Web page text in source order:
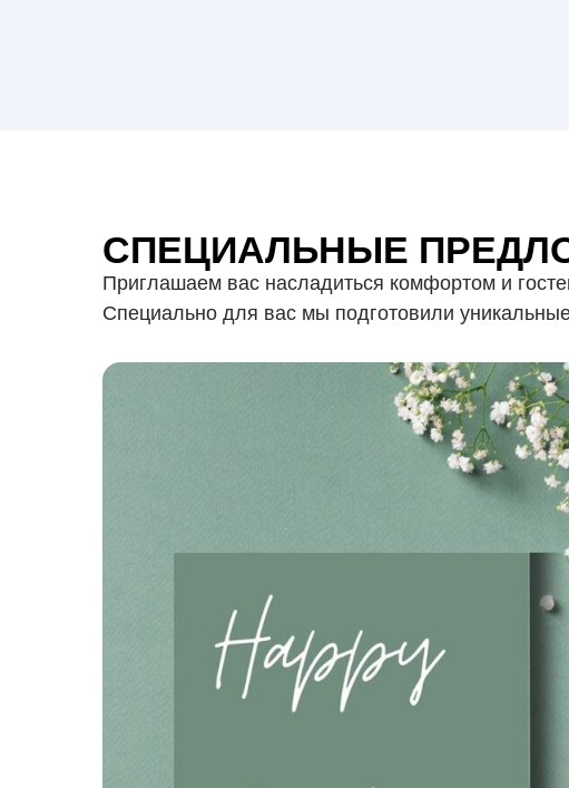
СПЕЦИАЛЬНЫЕ
Приглашаем вас насладиться комфортом и
Специально для вас мы подготовили